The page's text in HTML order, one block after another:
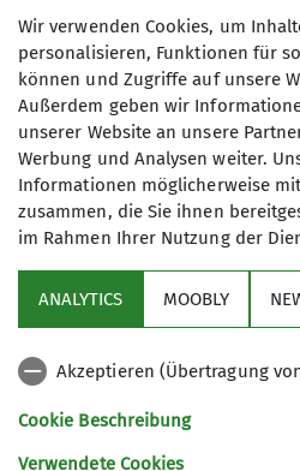
Qualifikationen
Wanderleiter*in
01.07.2026 / 06.08.2026
Maximale
10
Links
Unsere Sektion
Wir verwenden Cookies, um
personalisieren, Funktionen für
können und Zugriffe auf unsere
Außerdem geben wir
unserer Website an unsere
Werbung und Analysen weiter.
Informationen möglicherweise
zusammen, die Sie ihnen
im Rahmen Ihrer Nutzung der
ANALYTICS MOOBLY
Akzeptieren (Übertragung
Cookie Beschreibung
Verwendete Cookies